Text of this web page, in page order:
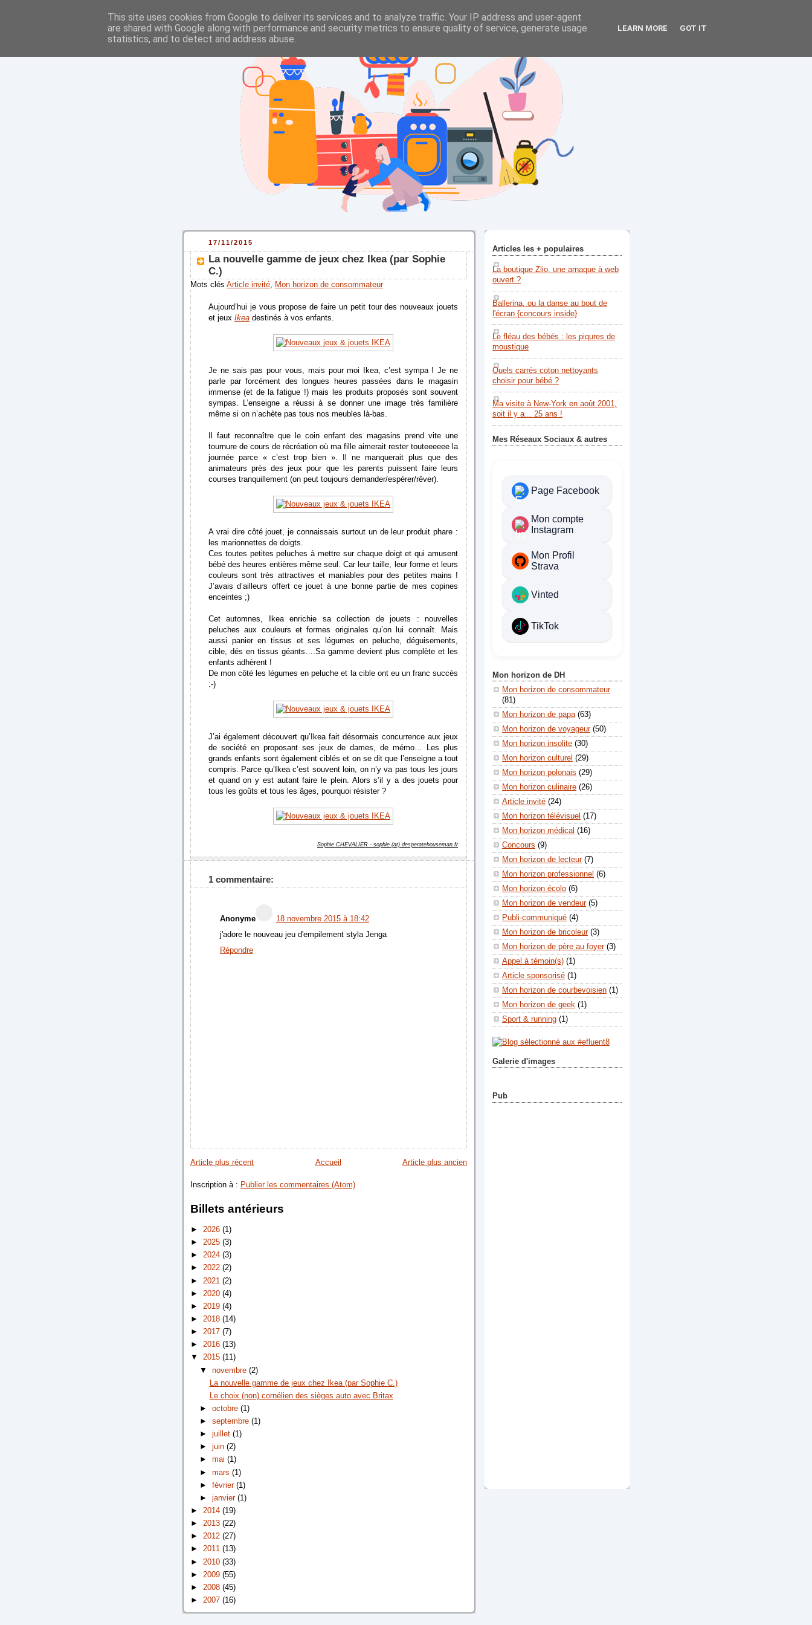
17/11/2015
La nouvelle gamme de jeux chez Ikea (par Sophie
C.)
Mots clés Article invité Mon horizon de consommateur
Aujourd’hui je vous propose de faire un petit tour des nouveaux jouets
et jeux Ikea destinés à vos enfants.
Je ne sais pas pour vous, mais pour moi Ikea, c’est sympa ! Je ne
parle par forcément des longues heures passées dans le magasin
immense (et de la fatigue !) mais les produits proposés sont souvent
sympas. L’enseigne a réussi à se donner une image très familière
même si on n’achète pas tous nos meubles là-bas.
Il faut reconnaître que le coin enfant des magasins prend vite une
tournure de cours de récréation où ma fille aimerait rester touteeeeee la
journée parce « c’est trop bien ». Il ne manquerait plus que des
animateurs près des jeux pour que les parents puissent faire leurs
courses tranquillement (on peut toujours demander/espérer/rêver).
A vrai dire côté jouet, je connaissais surtout un de leur produit phare :
les marionnettes de doigts.
Ces toutes petites peluches à mettre sur chaque doigt et qui amusent
bébé des heures entières même seul. Car leur taille, leur forme et leurs
couleurs sont très attractives et maniables pour des petites mains !
J’avais d’ailleurs offert ce jouet à une bonne partie de mes copines
enceintes ;)
Cet automnes, Ikea enrichie sa collection de jouets : nouvelles
peluches aux couleurs et formes originales qu’on lui connaît. Mais
aussi panier en tissus et ses légumes en peluche, déguisements,
cible, dés en tissus géants….Sa gamme devient plus complète et les
enfants adhèrent !
De mon côté les légumes en peluche et la cible ont eu un franc succès
:-)
J’ai également découvert qu’Ikea fait désormais concurrence aux jeux
de société en proposant ses jeux de dames, de mémo… Les plus
grands enfants sont également ciblés et on se dit que l’enseigne a tout
compris. Parce qu’Ikea c’est souvent loin, on n’y va pas tous les jours
et quand on y est autant faire le plein. Alors s’il y a des jouets pour
tous les goûts et tous les âges, pourquoi résister ?
Sophie CHEVALIER - sophie (at) desperatehouseman.fr
1 commentaire:
Anonyme
18 novembre 2015 à 18:42
j'adore le nouveau jeu d'empilement styla Jenga
Répondre
Article plus récent Article plus ancien
Accueil
Inscription à : Publier les commentaires (Atom)
Billets antérieurs
► 2026 (1)
► 2025 (3)
► 2024 (3)
► 2022 (2)
► 2021 (2)
► 2020 (4)
► 2019 (4)
► 2018 (14)
► 2017 (7)
► 2016 (13)
▼ 2015 (11)
▼novembre(2)
La nouvelle gamme de jeux chez Ikea (par Sophie C.)
Le choix (non) cornélien des sièges auto avec Britax
►octobre(1)
►septembre(1)
►juillet(1)
►juin(2)
►mai(1)
►mars(1)
►février(1)
►janvier(1)
► 2014 (19)
► 2013 (22)
► 2012 (27)
► 2011 (13)
► 2010 (33)
► 2009 (55)
► 2008 (45)
► 2007 (16)
Articles les + populaires
La boutique Zlio, une arnaque à web
ouvert ?
Ballerina, ou la danse au bout de
l'écran {concours inside}
Le fléau des bébés : les piqures de
moustique
Quels carrés coton nettoyants
choisir pour bébé ?
Ma visite à New-York en août 2001,
soit il y a... 25 ans !
Mes Réseaux Sociaux & autres
Page Facebook
Mon compte
Instagram
Mon Profil
Strava
Vinted
TikTok
Mon horizon de DH
Mon horizon de consommateur
(81)
Mon horizon de papa (63)
Mon horizon de voyageur (50)
Mon horizon insolite (30)
Mon horizon culturel (29)
Mon horizon polonais (29)
Mon horizon culinaire (26)
Article invité (24)
Mon horizon télévisuel (17)
Mon horizon médical (16)
Concours (9)
Mon horizon de lecteur (7)
Mon horizon professionnel (6)
Mon horizon écolo (6)
Mon horizon de vendeur (5)
Publi-communiqué (4)
Mon horizon de bricoleur (3)
Mon horizon de père au foyer (3)
Appel à témoin(s) (1)
Article sponsorisé (1)
Mon horizon de courbevoisien (1)
Mon horizon de geek (1)
Sport & running (1)
Galerie d'images
Pub
This site uses cookies from Google to deliver its services and to analyze traffic. Your IP address and user-agent
are shared with Google along with performance and security metrics to ensure quality of service, generate usage
statistics, and to detect and address abuse.
LEARN MORE GOT IT